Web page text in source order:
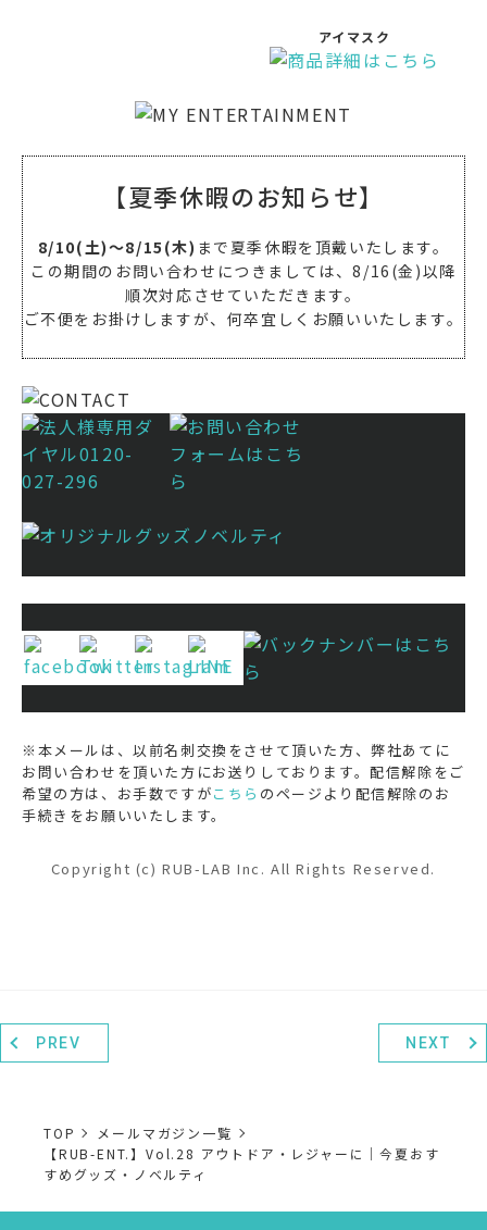
アイマスク
【夏季休暇のお知らせ】
8/10(土)～8/15(木) まで夏季休暇を頂戴いたします。
この期間のお問い合わせにつきましては、8/16(金)以降
順次対応させていただきます。
ご不便をお掛けしますが、何卒宜しくお願いいたします。
※本メールは、以前名刺交換をさせて頂いた方、弊社あてに
お問い合わせを頂いた方にお送りしております。配信解除をご
希望の方は、お手数ですがこちら のページより配信解除のお
手続きをお願いいたします。
Copyright (c) RUB-LAB Inc. All Rights Reserved.
PREV NEXT
TOP
メールマガジン一覧
【RUB-ENT.】Vol.28 アウトドア・レジャーに｜今夏おす
すめグッズ・ノベルティ